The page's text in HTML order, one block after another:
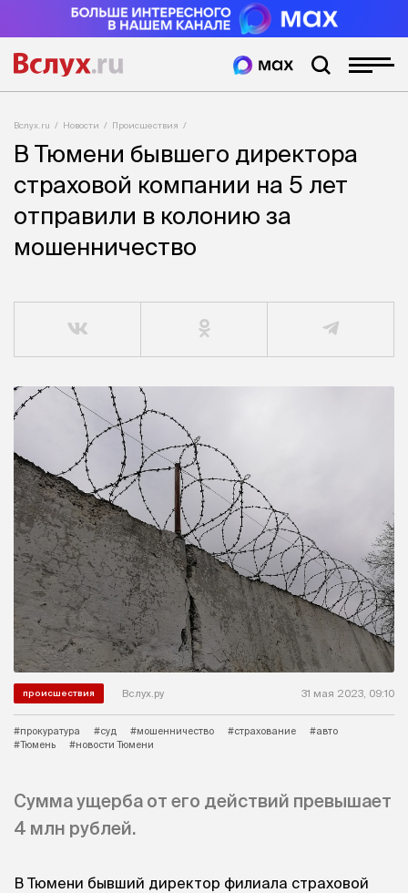
Вслух.ru Новости Происшествия
В Тюмени бывшего директора
страховой компании на 5 лет
отправили в колонию за
мошенничество
происшествия Вслух.ру 31 мая 2023, 09:10
#прокуратура #суд #мошенничество #страхование
#авто
#Тюмень
#новости Тюмени
Сумма ущерба от его действий превышает
4 млн рублей.
В Тюмени бывший директор филиала страховой